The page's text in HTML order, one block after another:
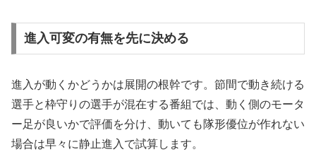
進入可変の有無を先に決める
進入が動くかどうかは展開の根幹です。節間で動き続ける
選手と枠守りの選手が混在する番組では、動く側のモータ
ー足が良いかで評価を分け、動いても隊形優位が作れない
場合は早々に静止進入で試算します。